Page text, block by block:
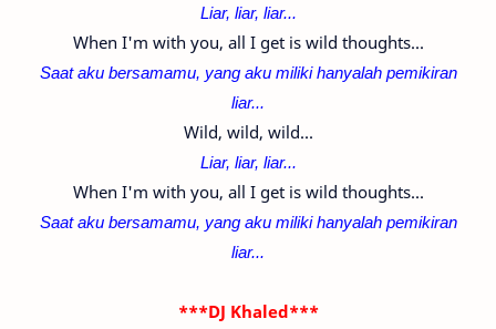
Liar, liar, liar...
When I'm with you, all I get is wild thoughts...
Saat aku bersamamu, yang aku miliki hanyalah pemikiran
liar...
Wild, wild, wild...
Liar, liar, liar...
When I'm with you, all I get is wild thoughts...
Saat aku bersamamu, yang aku miliki hanyalah pemikiran
liar...
***DJ Khaled***